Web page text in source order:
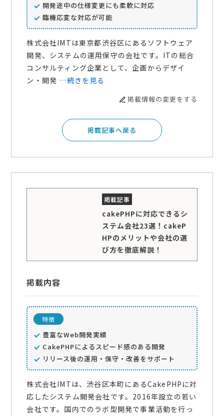
開発途中の仕様変更にも柔軟に対応
臨機応変な対応が可能
株式会社IMTは東京都渋谷区にあるソフトウェア
開発、システムの運用保守の会社です。ITの総合
コンサルティング企業として、企画からデザイ
ン・開発 …続きを見る
掲載情報の変更をする
掲載記事へ戻る
cakePHPに対応できるシ
ステム会社23選！cakeP
HPのメリットや会社の選
び方を徹底解説！
掲載内容
特徴
豊富なWeb開発実績
CakePHPによるスピード感のある開発
リリース後の運用・保守・改善をサポート
株式会社IMTは、渋谷区本町にあるCakePHPに対
応したシステム開発会社です。2016年設立の若い
会社です。国内でのラボ型開発で事業活動を行っ